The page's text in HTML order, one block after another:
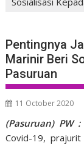
Pentingnya
Marinir Beri
Pasuruan
11 October 2020
(Pasuruan) PW :
Covid-19,